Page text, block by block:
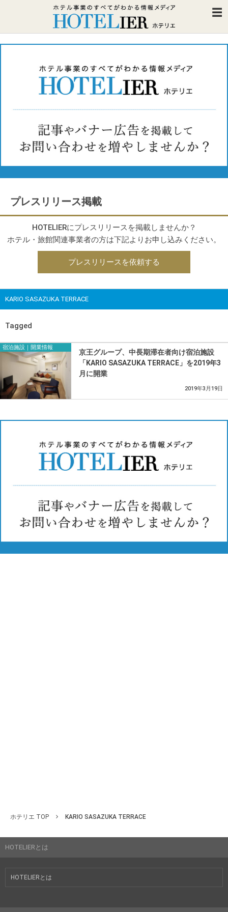
プレスリリース掲載
HOTELIERにプレスリリースを掲載しませんか？
ホテル・旅館関連事業者の方は下記よりお申し込みください。
プレスリリースを依頼する
KARIO SASAZUKA TERRACE
Tagged
宿泊施設｜開業情報
京王グループ、中長期滞在者向け宿泊施設
「KARIO SASAZUKA TERRACE」を2019年3
月に開業
2019年3月19日
ホテリエ TOP KARIO SASAZUKA TERRACE
HOTELIERとは
HOTELIERとは